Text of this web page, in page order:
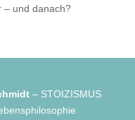
– und danach?
– STOIZISMUS